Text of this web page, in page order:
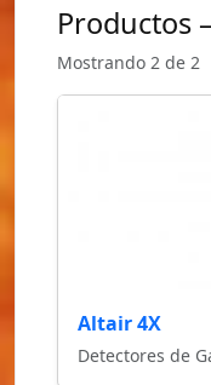
Productos
Mostrando 2 de 2
Altair 4X
Detectores de